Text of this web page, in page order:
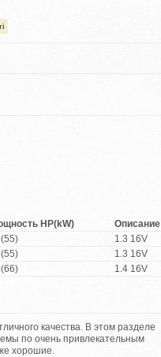
HP(kW)
Описание
1.3 16V
1.3 16V
1.4 16V
качества. В этом разделе
по очень привлекательным
хорошие.